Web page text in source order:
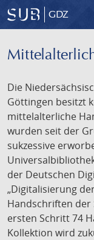
GDZ
Die
Göttingen besitzt
mittelalterliche
wurden seit der
sukzessive
der Deutschen
„Digitalisierung
Handschriften der
ersten Schritt 74
Kollektion wird